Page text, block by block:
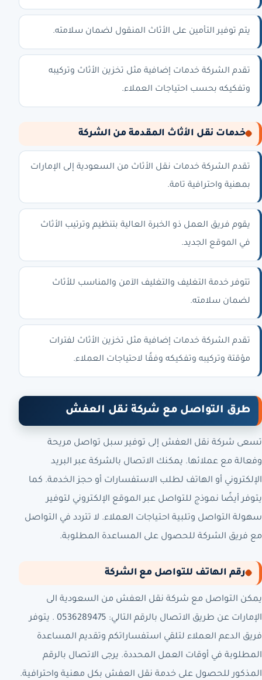
يتم توفير التأمين على الأثاث المنقول لضمان سلامته.
تقدم الشركة خدمات إضافية مثل تخزين الأثاث وتركيبه
وتفكيكه بحسب احتياجات العملاء.
خدمات نقل الأثاث المقدمة من الشركة
تقدم الشركة خدمات نقل الأثاث من السعودية إلى الإمارات
بمهنية واحترافية تامة.
يقوم فريق العمل ذو الخبرة العالية بتنظيم وترتيب الأثاث
في الموقع الجديد.
تتوفر خدمة التغليف والتغليف الآمن والمناسب للأثاث
لضمان سلامته.
تقدم الشركة خدمات إضافية مثل تخزين الأثاث لفترات
مؤقتة وتركيبه وتفكيكه وفقًا لاحتياجات العملاء.
طرق التواصل مع شركة نقل العفش
تسعى شركة نقل العفش إلى توفير سبل تواصل مريحة
وفعالة مع عملائها. يمكنك الاتصال بالشركة عبر البريد
الإلكتروني أو الهاتف لطلب الاستفسارات أو حجز الخدمة. كما
يتوفر أيضًا نموذج للتواصل عبر الموقع الإلكتروني لتوفير
سهولة التواصل وتلبية احتياجات العملاء. لا تتردد في التواصل
مع فريق الشركة للحصول على المساعدة المطلوبة.
رقم الهاتف للتواصل مع الشركة
يمكن التواصل مع شركة نقل العفش من السعودية الى
الإمارات عن طريق الاتصال بالرقم التالي: 0536289475 . يتوفر
فريق الدعم العملاء لتلقي استفساراتكم وتقديم المساعدة
المطلوبة في أوقات العمل المحددة. يرجى الاتصال بالرقم
المذكور للحصول على خدمة نقل العفش بكل مهنية واحترافية.